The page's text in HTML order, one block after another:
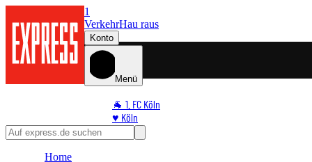
1
VerkehrHau raus
Konto
Menü
🐐 1. FC Köln
♥️ Köln
⭐ Promi
Home